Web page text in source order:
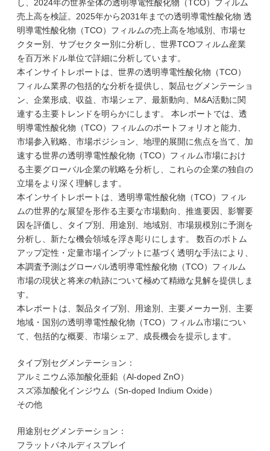
し、2024年の世界全体の透明導電性酸化物（TCO）フィルム
売上高を検証。2025年から2031年までの透明導電性酸化物 透
明導電性酸化物（TCO）フィルムの売上高を地域別、市場セ
クター別、サブセクター別に分析し、世界TCOフィルム産業
を百万米ドル単位で詳細に分析しています。
本インサイトレポートは、世界の透明導電性酸化物（TCO）
フィルム業界の包括的な分析を提供し、製品セグメンテーショ
ン、企業形成、収益、市場シェア、最新動向、M&A活動に関
連する主要トレンドを明らかにします。 本レポートでは、透
明導電性酸化物（TCO）フィルムのポートフォリオと能力、
市場参入戦略、市場ポジション、地理的展開に焦点を当て、加
速する世界の透明導電性酸化物（TCO）フィルム市場におけ
る主要グローバル企業の戦略を分析し、これらの企業の独自の
立場をより深く理解します。
本インサイトレポートは、透明導電性酸化物（TCO）フィル
ムの世界的な展望を形作る主要な市場動向、推進要因、影響要
因を評価し、タイプ別、用途別、地域別、市場規模別に予測を
分析し、新たな機会領域を浮き彫りにします。 数百のボトム
アップ定性・定量市場インプットに基づく透明な手法により、
本調査予測はグローバル透明導電性酸化物（TCO）フィルム
市場の現状と将来の軌跡について極めて精緻な見解を提供しま
す。
本レポートは、製品タイプ別、用途別、主要メーカー別、主要
地域・国別の透明導電性酸化物（TCO）フィルム市場につい
て、包括的な概要、市場シェア、成長機会を提示します。
タイプ別セグメンテーション：
アルミニウム添加酸化亜鉛（Al-doped ZnO）
スズ添加酸化インジウム（Sn-doped Indium Oxide）
その他
用途別セグメンテーション：
フラットパネルディスプレイ